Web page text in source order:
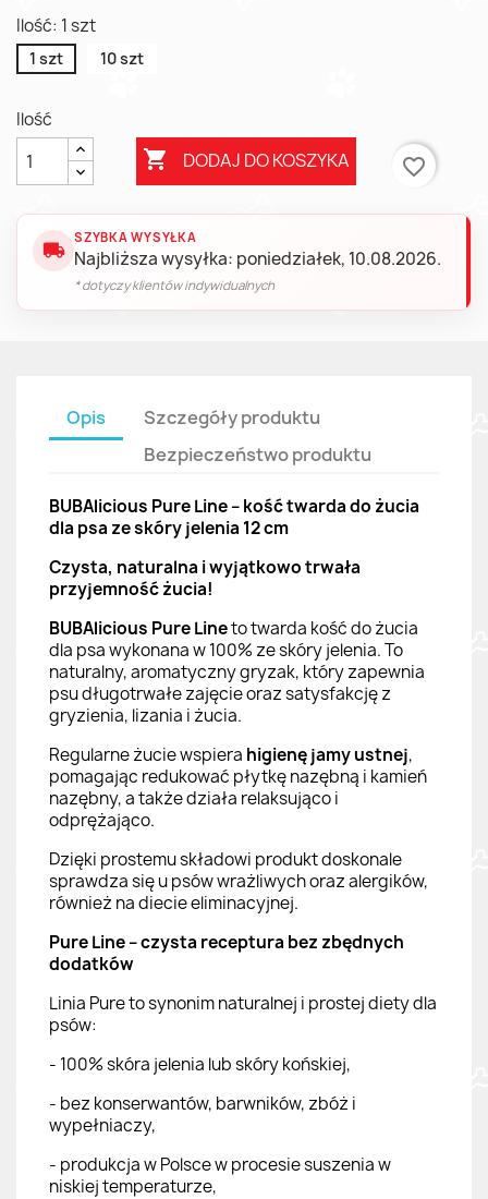
Ilość: 1 szt
1 szt 10 szt
Ilość
 DODAJ DO KOSZYKA favorite_border
local_shipping
SZYBKA WYSYŁKA
Najbliższa wysyłka: poniedziałek, 10.08.2026.
* dotyczy klientów indywidualnych
Opis
Szczegóły produktu
Bezpieczeństwo produktu
BUBAlicious Pure Line – kość twarda do żucia
dla psa ze skóry jelenia 12 cm
Czysta, naturalna i wyjątkowo trwała
przyjemność żucia!
BUBAlicious Pure Lineto twarda kość do żucia
dla psa wykonana w 100% ze skóry jelenia. To
naturalny, aromatyczny gryzak, który zapewnia
psu długotrwałe zajęcie oraz satysfakcję z
gryzienia, lizania i żucia.
Regularne żucie wspiera higienę jamy ustnej,
pomagając redukować płytkę nazębną i kamień
nazębny, a także działa relaksująco i
odprężająco.
Dzięki prostemu składowi produkt doskonale
sprawdza się u psów wrażliwych oraz alergików,
również na diecie eliminacyjnej.
Pure Line – czysta receptura bez zbędnych
dodatków
Linia Pure to synonim naturalnej i prostej diety dla
psów:
- 100% skóra jelenia lub skóry końskiej,
- bez konserwantów, barwników, zbóż i
wypełniaczy,
- produkcja w Polsce w procesie suszenia w
niskiej temperaturze,